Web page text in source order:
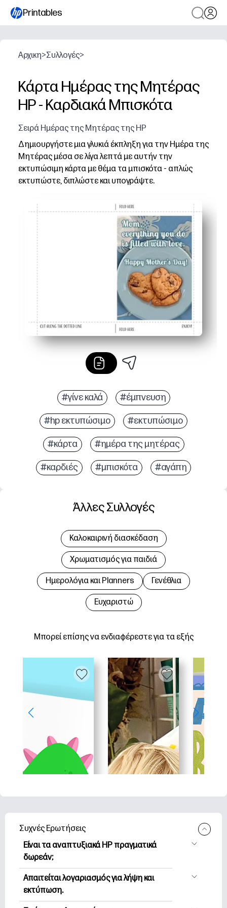
Printables
Αρχικη>Συλλογές>
Κάρτα Ημέρας της Μητέρας
HP - Καρδιακά Μπισκότα
Σειρά Ημέρας της Μητέρας της HP
Δημιουργήστε μια γλυκιά έκπληξη για την Ημέρα της
Μητέρας μέσα σε λίγα λεπτά με αυτήν την
εκτυπώσιμη κάρτα με θέμα τα μπισκότα - απλώς
εκτυπώστε, διπλώστε και υπογράψτε.
Μηδενική προετοιμασία - κατεβάστε, εκτυπώστε σε
Παιδικό εγκεκριμένο - τα παιδιά μπορούν να
Φιλικό προς την τάξη - γρήγορη δραστηριότητα με
Έτοιμη εμφάνιση για δώρο - Το χαρούμενο έργο
#γίνε καλά #έμπνευση
#hp εκτυπώσιμο #εκτυπώσιμο
#κάρτα #ημέρα της μητέρας
#καρδιές #μπισκότα #αγάπη
Μπορεί επίσης να ενδιαφέρεστε για τα εξής
Άλλες Συλλογές
Καλοκαιρινή διασκέδαση
Χρωματισμός για παιδιά
Hμερολόγια και Planners Γενέθλια
Ευχαριστώ
Συχνές Ερωτήσεις
Είναι τα αναπτυξιακά HP πραγματικά
δωρεάν;
Η HP Printables προσφέρει 2,500+
δωρεάν εκτυπώσιμα για λήψη και
Απαιτείται λογαριασμός για λήψη και
εκτύπωση.